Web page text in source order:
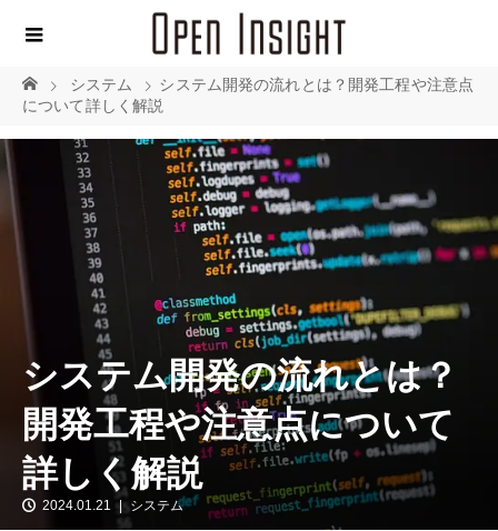
システム
システム開発の流れとは？開発工程や注意点
について詳しく解説
システム開発の流れとは？
開発工程や注意点について
詳しく解説
2024.01.21 システム